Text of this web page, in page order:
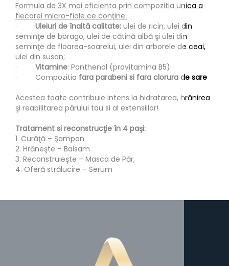
Formula de 3X mai eficienta prin compozitia unica a
fiecarei micro-fiole ce conţine:
· Uleiuri de înaltă calitate: ulei de ricin, ulei din
seminţe de borago, ulei de cătină albă şi ulei din
seminţe de floarea-soarelui, ulei din arborele de ceai,
ulei din susan;
· Vitamine: Panthenol (provitamina B5)
· Compozitia fara parabeni si fara clorura de sare
Acestea toate contribuie intens la hidratarea, hrănirea
şi reabilitarea părului tau si al extensiilor!
Tratament si reconstrucţie în 4 paşi:
1. Curăţă – Şampon
2. Hrăneşte – Balsam
3. Reconstruieşte – Masca de Păr,
4. Oferă strălucire – Serum